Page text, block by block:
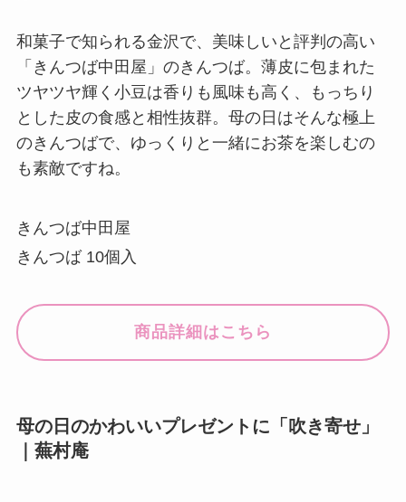
和菓子で知られる金沢で、美味しいと評判の高い
「きんつば中田屋」のきんつば。薄皮に包まれた
ツヤツヤ輝く小豆は香りも風味も高く、もっちり
とした皮の食感と相性抜群。母の日はそんな極上
のきんつばで、ゆっくりと一緒にお茶を楽しむの
も素敵ですね。
きんつば中田屋
きんつば 10個入
商品詳細はこちら
母の日のかわいいプレゼントに「吹き寄せ」
｜蕪村庵